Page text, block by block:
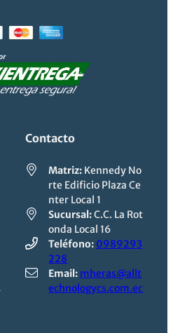
Contacto
Matriz: Kennedy No
rte Edificio Plaza Ce
nter Local 1
Sucursal:C.C. La Rot
onda Local 16
Teléfono: 0989293
228
Email: mheras@allt
echnologycs.com.ec